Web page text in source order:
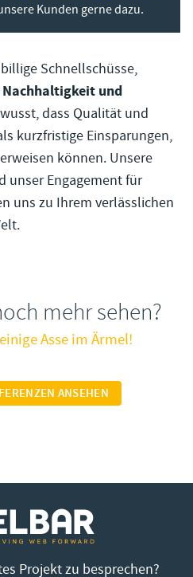
Kunden gerne dazu.
Schnellschüsse,
und
dass Qualität und
kurzfristige Einsparungen,
können. Unsere
unser Engagement für
uns zu Ihrem verlässlichen
mehr sehen?
Asse im Ärmel!
ANSEHEN
Projekt zu besprechen?